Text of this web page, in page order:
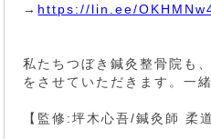
→ https://lin.ee/
私たちつぼき鍼灸整骨院も
をさせていただきます。一
【監修:坪木心吾/鍼灸師 柔